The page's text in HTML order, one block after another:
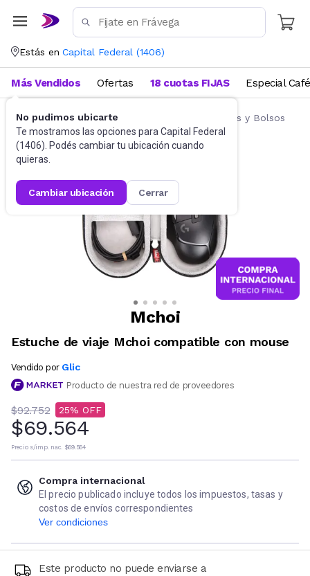
Estás en Capital Federal (1406)
No pudimos ubicarte
Te mostramos las opciones para Capital Federal
(1406). Podés cambiar tu ubicación cuando
quieras.
cambiar ubicación cerrar
Más Vendidos Ofertas 18 cuotas FIJAS Especial Café
Accesorios de Informática Fundas, Estuches y Bolsos
Mchoi
Estuche de viaje Mchoi compatible con mouse
Vendido por Glic
Producto de nuestra red de proveedores
$92.752 25
$69.564
Precio s/imp. nac. $69.564
Compra internacional
El precio publicado incluye todos los impuestos, tasas y
costos de envíos correspondientes
Ver condiciones
Este producto no puede enviarse a